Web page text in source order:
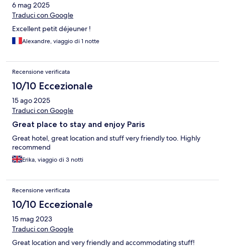
6 mag 2025
Traduci con Google
Excellent petit déjeuner !
Alexandre, viaggio di 1 notte
Recensione verificata
10/10 Eccezionale
15 ago 2025
Traduci con Google
Great place to stay and enjoy Paris
Great hotel, great location and stuff very friendly too. Highly
recommend
Erika, viaggio di 3 notti
Recensione verificata
10/10 Eccezionale
15 mag 2023
Traduci con Google
Great location and very friendly and accommodating stuff!